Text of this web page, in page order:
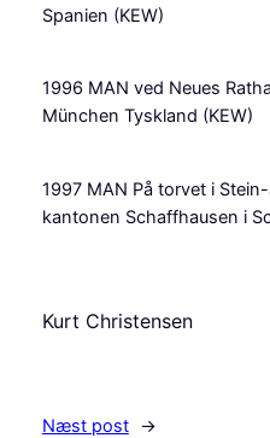
Spanien (KEW)
1996 MAN ved Neues
München Tyskland (KEW)
1997 MAN På torvet i
kantonen Schaffhausen i
Kurt Christensen
Næst post →